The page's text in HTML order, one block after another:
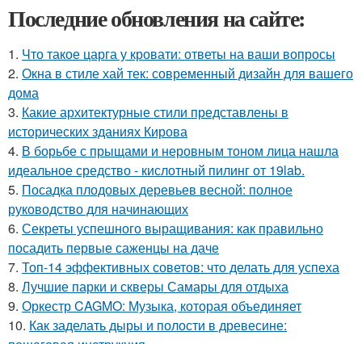
Последние обновления на сайте:
1. Что такое царга у кровати: ответы на ваши вопросы
2. Окна в стиле хай тек: современный дизайн для вашего
дома
3. Какие архитектурные стили представлены в
исторических зданиях Кирова
4. В борьбе с прыщами и неровным тоном лица нашла
идеальное средство - кислотный пилинг от 19lab.
5. Посадка плодовых деревьев весной: полное
руководство для начинающих
6. Секреты успешного выращивания: как правильно
посадить первые саженцы на даче
7. Топ-14 эффективных советов: что делать для успеха
8. Лучшие парки и скверы Самары для отдыха
9. Оркестр CAGMO: Музыка, которая объединяет
10. Как заделать дыры и полости в древесине: